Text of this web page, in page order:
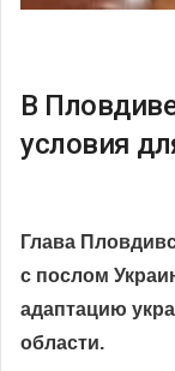
В
условия
Глава
с послом
адаптацию
области.